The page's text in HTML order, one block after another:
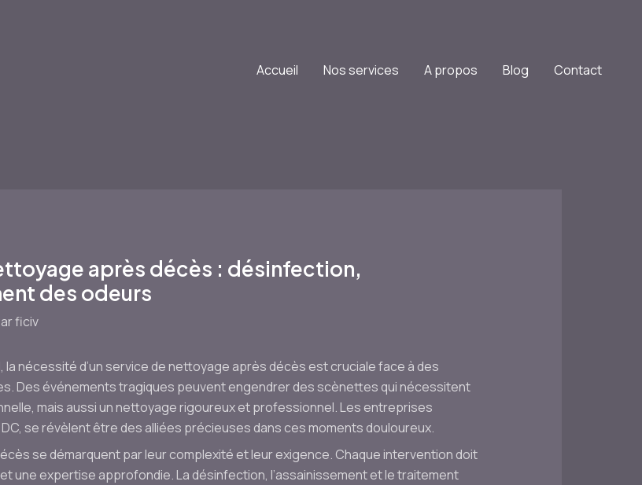
Accueil
Nos services A propos Blog Contact
après décès : désinfection,
des odeurs
ficiv
nécessité d’un service de nettoyage après décès est cruciale face à des
Des événements tragiques peuvent engendrer des scènettes qui nécessitent
mais aussi un nettoyage rigoureux et professionnel. Les entreprises
se révèlent être des alliées précieuses dans ces moments douloureux.
se démarquent par leur complexité et leur exigence. Chaque intervention doit
une expertise approfondie. La désinfection, l’assainissement et le traitement